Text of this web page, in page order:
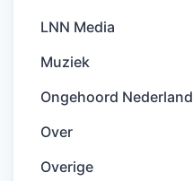
LNN Media
Muziek
Ongehoord Nederland
Over
Overige